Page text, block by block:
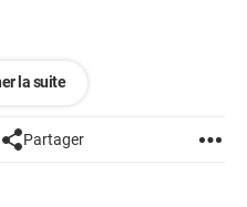
la suite
Partager